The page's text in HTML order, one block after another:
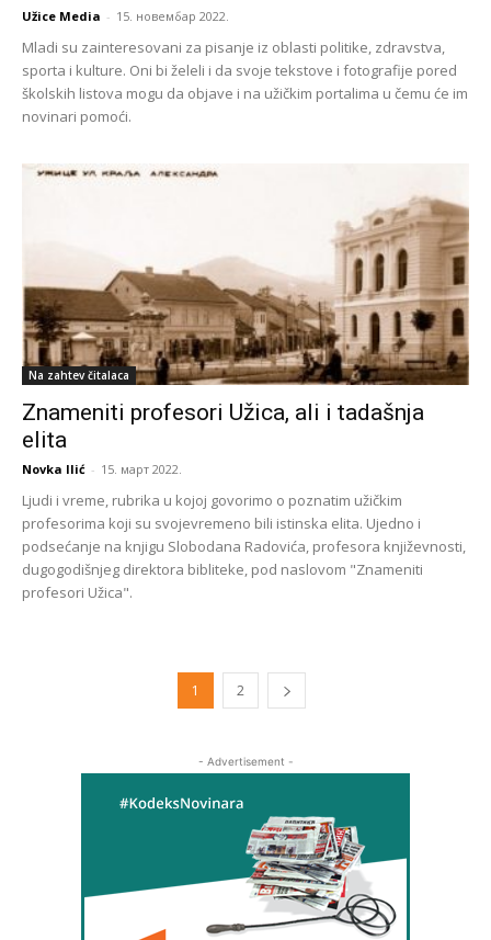
Užice Media - 15. новембар 2022.
Mladi su zainteresovani za pisanje iz oblasti politike, zdravstva,
sporta i kulture. Oni bi želeli i da svoje tekstove i fotografije pored
školskih listova mogu da objave i na užičkim portalima u čemu će im
novinari pomoći.
Na zahtev čitalaca
Znameniti profesori Užica, ali i tadašnja
elita
Novka Ilić - 15. март 2022.
Ljudi i vreme, rubrika u kojoj govorimo o poznatim užičkim
profesorima koji su svojevremeno bili istinska elita. Ujedno i
podsećanje na knjigu Slobodana Radovića, profesora književnosti,
dugogodišnjeg direktora bibliteke, pod naslovom "Znameniti
profesori Užica".
1 2
- Advertisement -